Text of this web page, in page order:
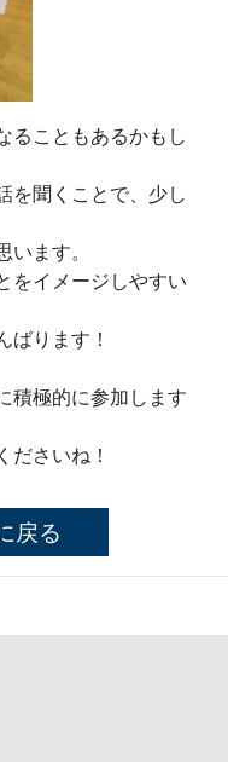
ることもあるかもし
を聞くことで、少し
ます。
をイメージしやすい
ばります！
積極的に参加します
ださいね！
戻る